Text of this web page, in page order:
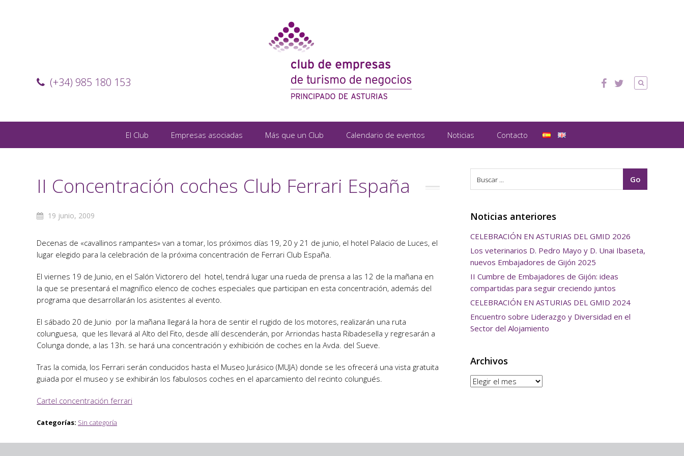
(+34) 985 180 153
El Club Empresas asociadas Más que un Club Calendario de eventos Noticias Contacto
II Concentración coches Club Ferrari España
19 junio, 2009
Decenas de «cavallinos rampantes» van a tomar, los próximos días 19, 20 y 21 de junio, el hotel Palacio de Luces, el
lugar elegido para la celebración de la próxima concentración de Ferrari Club España.
El viernes 19 de Junio, en el Salón Victorero del hotel, tendrá lugar una rueda de prensa a las 12 de la mañana en
la que se presentará el magnífico elenco de coches especiales que participan en esta concentración, además del
programa que desarrollarán los asistentes al evento.
El sábado 20 de Junio por la mañana llegará la hora de sentir el rugido de los motores, realizarán una ruta
colunguesa, que les llevará al Alto del Fito, desde allí descenderán, por Arriondas hasta Ribadesella y regresarán a
Colunga donde, a las 13h. se hará una concentración y exhibición de coches en la Avda. del Sueve.
Tras la comida, los Ferrari serán conducidos hasta el Museo Jurásico (MUJA) donde se les ofrecerá una vista gratuita
guiada por el museo y se exhibirán los fabulosos coches en el aparcamiento del recinto colungués.
Cartel concentración ferrari
Categorías: Sin categoría
Noticias anteriores
CELEBRACIÓN EN ASTURIAS DEL GMID 2026
Los veterinarios D. Pedro Mayo y D. Unai Ibaseta,
nuevos Embajadores de Gijón 2025
II Cumbre de Embajadores de Gijón: ideas
compartidas para seguir creciendo juntos
CELEBRACIÓN EN ASTURIAS DEL GMID 2024
Encuentro sobre Liderazgo y Diversidad en el
Sector del Alojamiento
Archivos
Archivos